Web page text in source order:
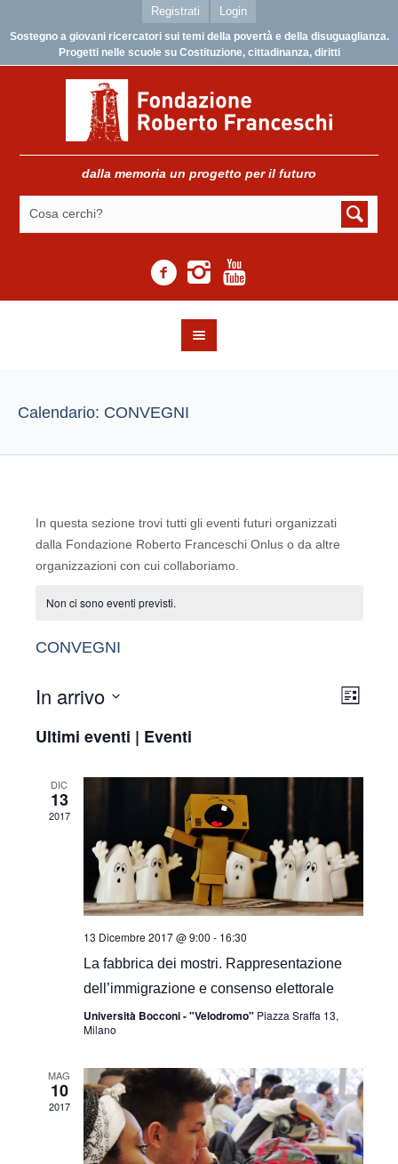
Registrati Login
Sostegno a giovani ricercatori sui temi della povertà e della disuguaglianza.
Progetti nelle scuole su Costituzione, cittadinanza, diritti
dalla memoria un progetto per il futuro
Calendario: CONVEGNI
In questa sezione trovi tutti gli eventi futuri organizzati
dalla Fondazione Roberto Franceschi Onlus o da altre
organizzazioni con cui collaboriamo.
Non ci sono eventi previsti.
CONVEGNI
Viste
Evento
Lista
In arrivo
la
Ultimi eventi | Eventi
DIC
13
2017
13 Dicembre 2017 @ 9:00 - 16:30
La fabbrica dei mostri. Rappresentazione
dell’immigrazione e consenso elettorale
Università Bocconi - "Velodromo" Piazza Sraffa 13,
Milano
MAG
10
2017